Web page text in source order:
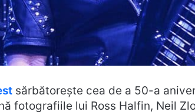
sărbătorește cea de a 50-a
fotografiile lui Ross Halfin, Neil